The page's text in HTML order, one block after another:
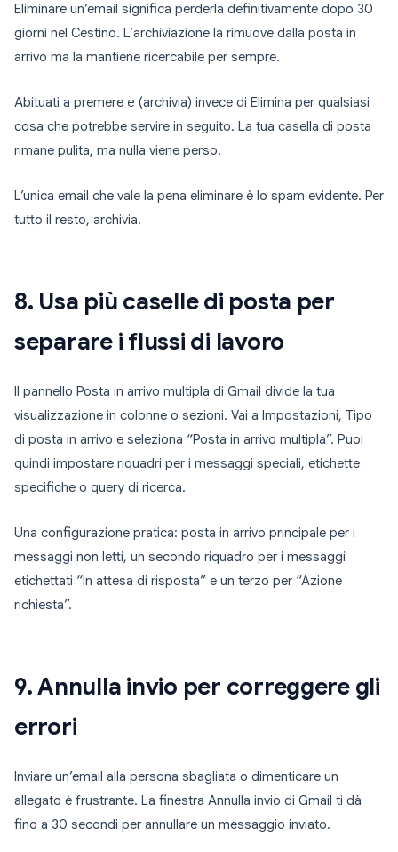
Eliminare un’email significa perderla definitivamente dopo 30
giorni nel Cestino. L’archiviazione la rimuove dalla posta in
arrivo ma la mantiene ricercabile per sempre.
Abituati a premere e (archivia) invece di Elimina per qualsiasi
cosa che potrebbe servire in seguito. La tua casella di posta
rimane pulita, ma nulla viene perso.
L’unica email che vale la pena eliminare è lo spam evidente. Per
tutto il resto, archivia.
8. Usa più caselle di posta per
separare i flussi di lavoro
Il pannello Posta in arrivo multipla di Gmail divide la tua
visualizzazione in colonne o sezioni. Vai a Impostazioni, Tipo
di posta in arrivo e seleziona “Posta in arrivo multipla”. Puoi
quindi impostare riquadri per i messaggi speciali, etichette
specifiche o query di ricerca.
Una configurazione pratica: posta in arrivo principale per i
messaggi non letti, un secondo riquadro per i messaggi
etichettati “In attesa di risposta” e un terzo per “Azione
richiesta”.
9. Annulla invio per correggere gli
errori
Inviare un’email alla persona sbagliata o dimenticare un
allegato è frustrante. La finestra Annulla invio di Gmail ti dà
fino a 30 secondi per annullare un messaggio inviato.